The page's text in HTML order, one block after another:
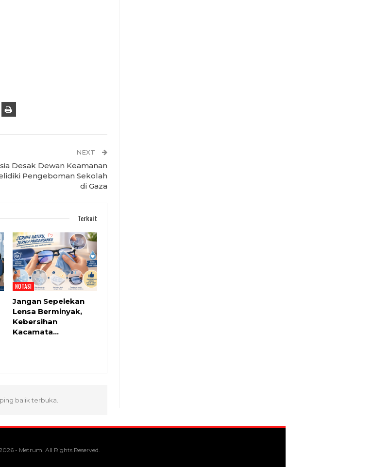
NEXT
Desak Dewan Keamanan
Pengeboman Sekolah
di Gaza
Terkait
NOTASI
Jangan Sepelekan
Lensa Berminyak,
Kebersihan
Kacamata…
balik terbuka.
- Metrum. All Rights Reserved.